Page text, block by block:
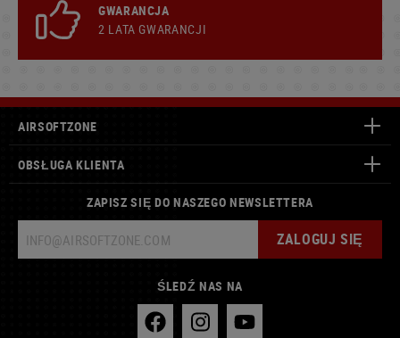
GWARANCJA
2 LATA GWARANCJI
AIRSOFTZONE
OBSŁUGA KLIENTA
ZAPISZ SIĘ DO NASZEGO NEWSLETTERA
ZALOGUJ SIĘ
ŚLEDŹ NAS NA